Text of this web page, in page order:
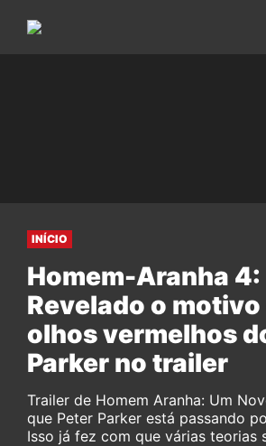
INÍCIO
Homem-Aranha 4:
Revelado o
olhos vermelhos
Parker no trailer
Trailer de Homem Aranha: Um
que Peter Parker está passando
Isso já fez com que várias teorias